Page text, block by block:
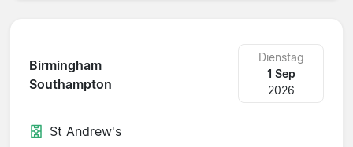
Birmingham
Southampton
Dienstag
1 Sep
2026
St Andrew's